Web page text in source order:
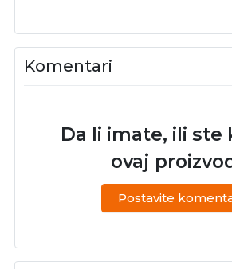
Komentari
Da li imate, ili ste
ovaj
Postavite